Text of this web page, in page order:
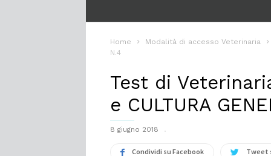
Home Modalità di accesso Veterinaria
N.4
Test di
e CULTURA
8 giugno 2018
Condividi su Facebook Tweet